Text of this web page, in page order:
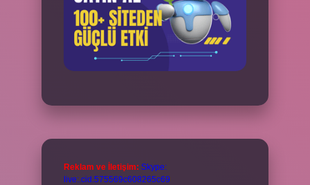
Reklam ve İletişim: Skype:
live:.cid.575569c608265c69